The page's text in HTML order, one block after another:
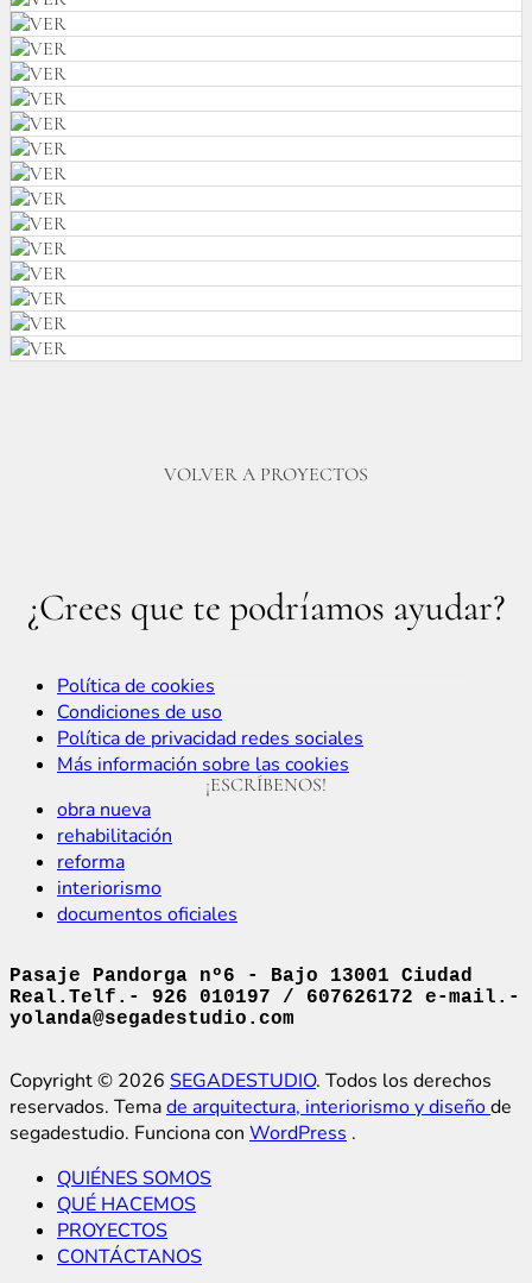
VOLVER A PROYECTOS
¿Crees que te podríamos ayudar?
¡ESCRÍBENOS!
Política de cookies
Condiciones de uso
Política de privacidad redes sociales
Más información sobre las cookies
obra nueva
rehabilitación
reforma
interiorismo
documentos oficiales
Pasaje Pandorga nº6 - Bajo 13001 Ciudad
Real.Telf.- 926 010197 / 607626172 e-mail.-
yolanda@segadestudio.com
Copyright © 2026 SEGADESTUDIO. Todos los derechos
reservados. Temade arquitectura, interiorismo y diseñode
segadestudio. Funciona con WordPress .
QUIÉNES SOMOS
QUÉ HACEMOS
PROYECTOS
CONTÁCTANOS